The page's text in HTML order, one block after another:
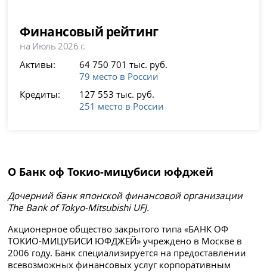
Финансовый рейтинг
на Июль 2026 г.
Активы:
64 750 701 тыс. руб.
79 место в России
Кредиты:
127 553 тыс. руб.
251 место в России
О Банк оф Токио-мицубиси юфджей
Дочерний банк японской финансовой организации
The Bank of Tokyo-Mitsubishi UFJ.
Акционерное общество закрытого типа «БАНК ОФ
ТОКИО-МИЦУБИСИ ЮФДЖЕЙ» учреждено в Москве в
2006 году. Банк специализируется на предоставлении
всевозможных финансовых услуг корпоративным